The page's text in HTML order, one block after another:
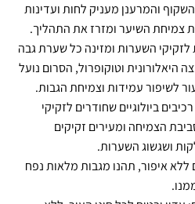
והמרענן מעניק לחות ועדינות
צמיחת השיער ומזרז את התהליך.
השערות ומזינה כל שערת גבה
היאלורונית וטוקופרול, הסרום נועל
לשיפור עמידות וצמיחת הגבות.
ביולוגיים שחודרים לזקיקי
הצמיחה ומעירים זקיקים
ושגשוג השערות.
ללא איפור, תהנו מגבות מלאות נפח